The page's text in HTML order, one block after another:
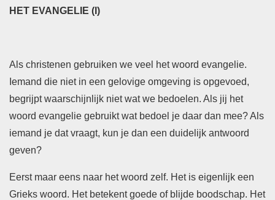
HET EVANGELIE (I)
Als christenen gebruiken we veel het woord evangelie.
Iemand die niet in een gelovige omgeving is opgevoed,
begrijpt waarschijnlijk niet wat we bedoelen. Als jij het
woord evangelie gebruikt wat bedoel je daar dan mee? Als
iemand je dat vraagt, kun je dan een duidelijk antwoord
geven?
Eerst maar eens naar het woord zelf. Het is eigenlijk een
Grieks woord. Het betekent goede of blijde boodschap. Het